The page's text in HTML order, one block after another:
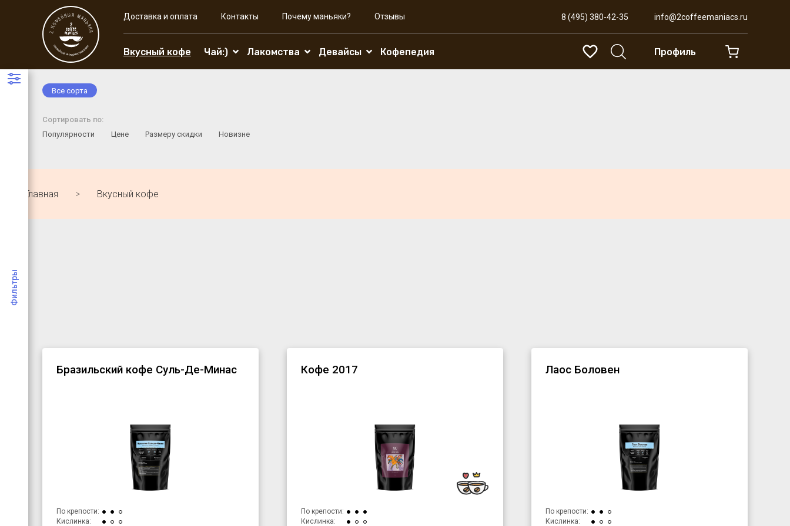
Доставка и оплата Контакты Почему маньяки? Отзывы 8 (495) 380-42-35 info@2coffeemaniacs.ru
Вкусный кофе Чай:) Лакомства Девайсы Кофепедия Профиль
Все сорта
Сортировать по:
Популярности
Цене Размеру скидки Новизне
Главная Вкусный кофе
Бразильский кофе Суль-Де-Минас
По крепости:
Кислинка:
Кофе 2017
По крепости:
Кислинка:
Лаос Боловен
По крепости:
Кислинка:
Фильтры